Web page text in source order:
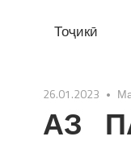
Тоҷикӣ
26.01.2023
АЗ